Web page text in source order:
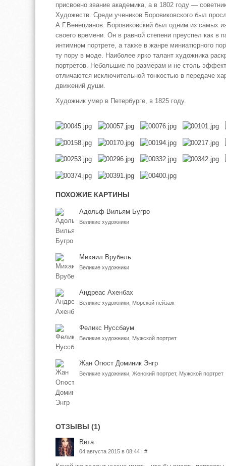
присвоено звание академика, а в 1802 году —
Художеств. Среди учеников Боровиковского был
А.Г.Венецианов. Боровиковский был одним из самых
своего времени. Он в равной степени преуспел как в
интимном портрете, а также в жанре миниатюрного
ту пору в моде. Наиболее ярко талант художника
портретов. Небольшие по размерам и не столь
отличаются исключительной тонкостью в передаче
движений души.
Художник умер в Петербурге, в 1825 году.
ПОХОЖИЕ КАРТИНЫ
Адольф-Вильям Бугро
Великие художники
Михаил Врубель
Великие художники
Андреас Ахенбах
Великие художники, Морской пейзаж
Феликс Нуссбаум
Великие художники, Мужской портрет
Жан Огюст Доминик Энгр
Великие художники, Женский портрет, Мужской портрет
ОТЗЫВЫ (1)
Вита
04 августа 2015 в 08:44 | #